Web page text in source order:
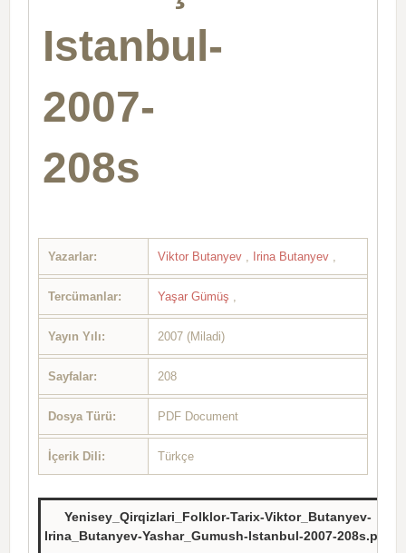
Istanbul-
2007-
208s
Yazarlar: Viktor Butanyev Irina Butanyev
Tercümanlar: Yaşar Gümüş
Yayın Yılı: 2007 (Miladi)
Sayfalar: 208
Dosya Türü: PDF Document
İçerik Dili: Türkçe
Yenisey_Qirqizlari_Folklor-Tarix-Viktor_Butanyev-
Irina_Butanyev-Yashar_Gumush-Istanbul-2007-208s.pdf